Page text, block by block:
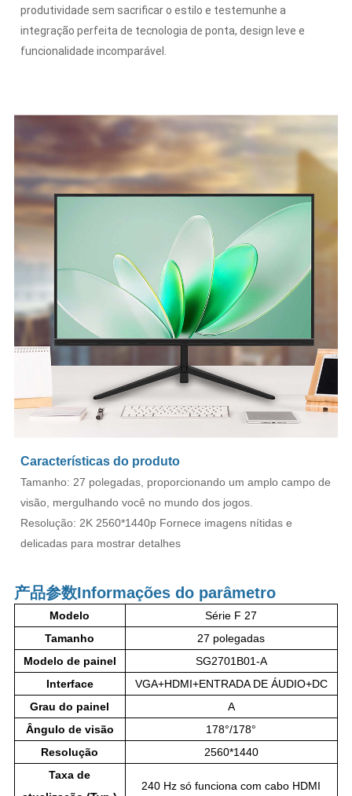
produtividade sem sacrificar o estilo e testemunhe a
integração perfeita de tecnologia de ponta, design leve e
funcionalidade incomparável.
Características do produto
Tamanho: 27 polegadas, proporcionando um amplo campo de
visão, mergulhando você no mundo dos jogos.
Resolução: 2K 2560*1440p Fornece imagens nítidas e
delicadas para mostrar detalhes
产品参数Informações do parâmetro
Modelo
Série F 27
Tamanho
27 polegadas
Modelo de painel
SG2701B01-A
Interface
VGA+HDMI+ENTRADA DE ÁUDIO+DC
Grau do painel
A
Ângulo de visão
178°/178°
Resolução
2560*1440
Taxa de
240 Hz só funciona com cabo HDMI